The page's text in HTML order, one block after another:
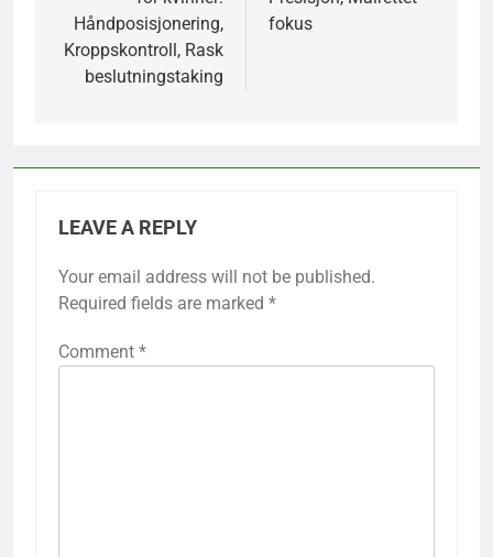
Håndposisjonering,
Kroppskontroll, Rask
beslutningstaking
fokus
LEAVE A REPLY
Your email address will not be published.
Required fields are marked *
Comment *